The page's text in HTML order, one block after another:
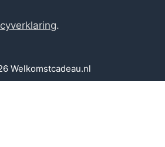
.
Welkomstcadeau.nl